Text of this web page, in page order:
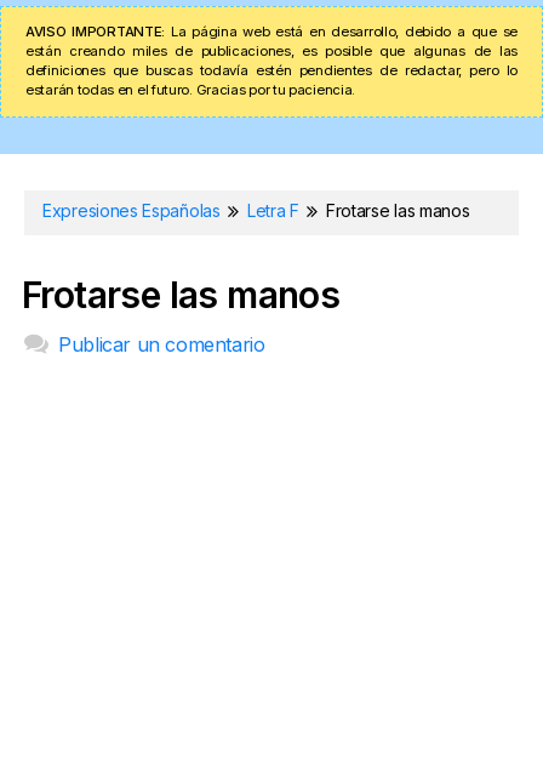
AVISO IMPORTANTE: La página web está en desarrollo, debido a que se
están creando miles de publicaciones, es posible que algunas de las
definiciones que buscas todavía estén pendientes de redactar, pero lo
estarán todas en el futuro. Gracias por tu paciencia.
Expresiones Españolas Letra F Frotarse las manos
Frotarse las manos
Publicar un comentario